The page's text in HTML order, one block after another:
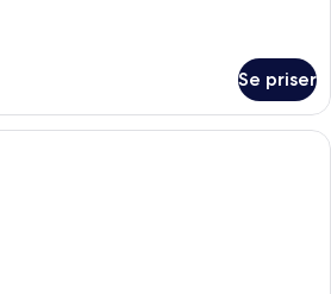
Se priser
Ett hotellrum med två sängar, ett